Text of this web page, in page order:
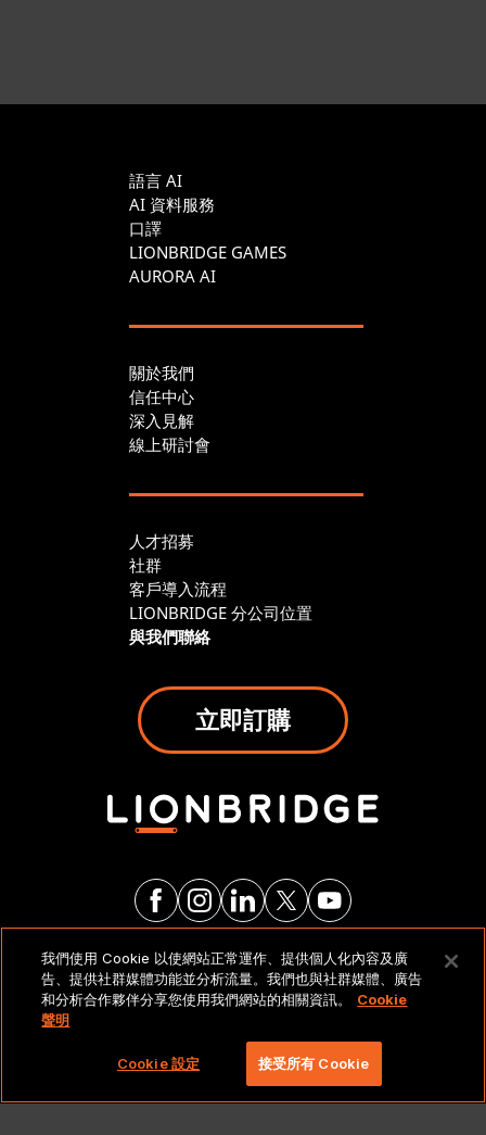
語言 AI
AI 資料服務
口譯
LIONBRIDGE GAMES
AURORA AI
關於我們
信任中心
深入見解
線上研討會
人才招募
社群
客戶導入流程
LIONBRIDGE 分公司位置
與我們聯絡
立即訂購
法律聲明與政策
Copyright 2026 Lionbridge Technologies, LLC. 著作
權所有，並保留一切權利。
我們使用 Cookie 以使網站正常運作、提供個人化內容及廣
告、提供社群媒體功能並分析流量。我們也與社群媒體、廣告
和分析合作夥伴分享您使用我們網站的相關資訊。
Cookie
聲明
Cookie 設定 接受所有 Cookie